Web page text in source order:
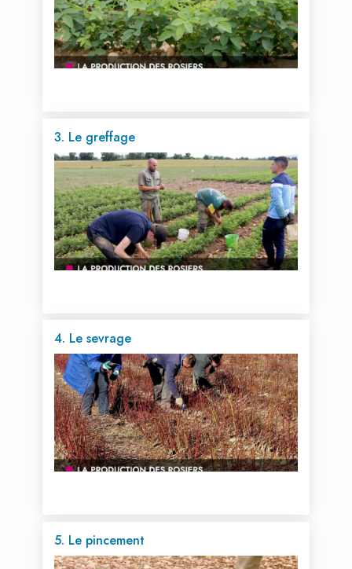
Voir cette vidéo...
3. Le greffage
Voir cette vidéo...
4. Le sevrage
Voir cette vidéo...
5. Le pincement